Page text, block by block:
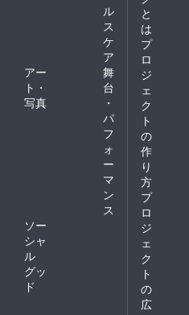
ル
ス
ケ
ア
アー
ト・
写真
舞
台
・
パ
フ
ォ
ー
マ
ン
ス
ソー
シャ
ル
グッ
ド
と
は
プ
ロ
ジ
ェ
ク
ト
の
作
り
方
プ
ロ
ジ
ェ
ク
ト
の
広